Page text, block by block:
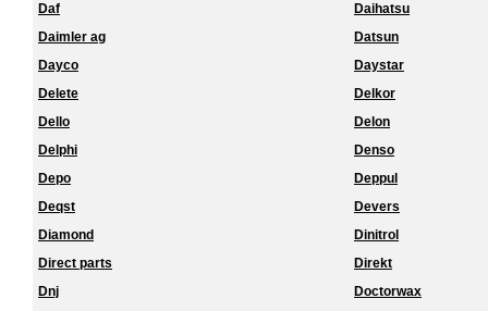
Daf
Daihatsu
Daimler ag
Datsun
Dayco
Daystar
Delete
Delkor
Dello
Delon
Delphi
Denso
Depo
Deppul
Deqst
Devers
Diamond
Dinitrol
Direct parts
Direkt
Dnj
Doctorwax